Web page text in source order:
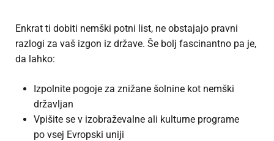
Enkrat ti dobiti nemški potni list, ne obstajajo pravni
razlogi za vaš izgon iz države. Še bolj fascinantno pa je,
da lahko:
Izpolnite pogoje za znižane šolnine kot nemški
državljan
Vpišite se v izobraževalne ali kulturne programe
po vsej Evropski uniji